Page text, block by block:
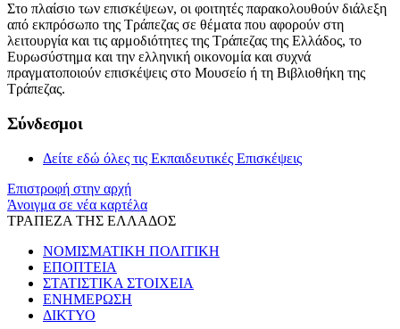
Στο πλαίσιο των επισκέψεων, οι φοιτητές παρακολουθούν διάλεξη
από εκπρόσωπο της Τράπεζας σε θέματα που αφορούν στη
λειτουργία και τις αρμοδιότητες της Τράπεζας της Ελλάδος, το
Ευρωσύστημα και την ελληνική οικονομία και συχνά
πραγματοποιούν επισκέψεις στο Μουσείο ή τη Βιβλιοθήκη της
Τράπεζας.
Σύνδεσμοι
Δείτε εδώ όλες τις Εκπαιδευτικές Επισκέψεις
Επιστροφή στην αρχή
Άνοιγμα σε νέα καρτέλα
ΤΡΑΠΕΖΑ ΤΗΣ ΕΛΛΑΔΟΣ
ΝΟΜΙΣΜΑΤΙΚΗ ΠΟΛΙΤΙΚΗ
ΕΠΟΠΤΕΙΑ
ΣΤΑΤΙΣΤΙΚΑ ΣΤΟΙΧΕΙΑ
ΕΝΗΜΕΡΩΣΗ
ΔΙΚΤΥΟ